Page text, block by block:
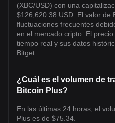
(XBC/USD) con una
$126,620.38 USD. El valor de
fluctuaciones frecuentes
en el mercado cripto. El
tiempo real y sus datos
Bitget.
¿Cuál es el volumen de
Bitcoin Plus?
En las últimas 24 horas, el
Plus es de $75.34.